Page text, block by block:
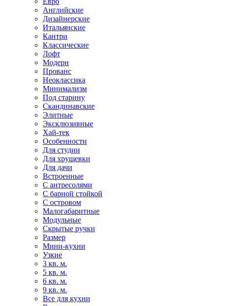
Английские
Дизайнерские
Итальянские
Кантри
Классические
Лофт
Модерн
Прованс
Неоклассика
Минимализм
Под старину
Скандинавские
Элитные
Эксклюзивные
Хай-тек
Особенности
Для студии
Для хрущевки
Для дачи
Встроенные
С антресолями
С барной стойкой
С островом
Малогабаритные
Модульные
Скрытые ручки
Размер
Мини-кухни
Узкие
3 кв. м.
5 кв. м.
6 кв. м.
9 кв. м.
Все для кухни